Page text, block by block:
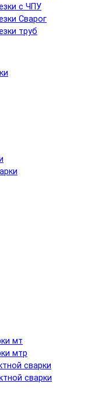
с ЧПУ
Сварог
труб
мт
мтр
сварки
сварки